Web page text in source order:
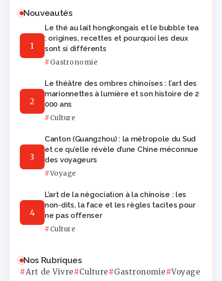
Nouveautés
Le thé au lait hongkongais et le bubble tea
: origines, recettes et pourquoi les deux
sont si différents
Gastronomie
Le théâtre des ombres chinoises : l’art des
marionnettes à lumière et son histoire de 2
000 ans
Culture
Canton (Guangzhou) : la métropole du Sud
et ce qu’elle révèle d’une Chine méconnue
des voyageurs
Voyage
L’art de la négociation à la chinoise : les
non-dits, la face et les règles tacites pour
ne pas offenser
Culture
Nos Rubriques
Art de Vivre Culture Gastronomie Voyage